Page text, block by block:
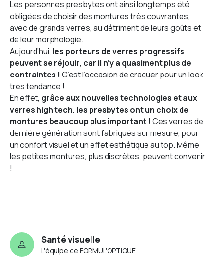
Les personnes presbytes ont ainsi longtemps été
obligées de choisir des montures très couvrantes,
avec de grands verres, au détriment de leurs goûts et
de leur morphologie.
Aujourd’hui, les porteurs de verres progressifs
peuvent se réjouir, car il n’y a quasiment plus de
contraintes ! C’est l’occasion de craquer pour un look
très tendance !
En effet, grâce aux nouvelles technologies et aux
verres high tech, les presbytes ont un choix de
montures beaucoup plus important ! Ces verres de
dernière génération sont fabriqués sur mesure, pour
un confort visuel et un effet esthétique au top. Même
les petites montures, plus discrètes, peuvent convenir
!
Santé visuelle
L'équipe de FORMUL'OPTIQUE